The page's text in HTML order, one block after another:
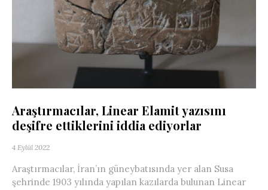
Araştırmacılar, Linear Elamit yazısını
deşifre ettiklerini iddia ediyorlar
4 Eylül 2022
Araştırmacılar, İran’ın güneybatısında yer alan Susa
şehrinde 1903 yılında yapılan kazılarda bulunan Linear